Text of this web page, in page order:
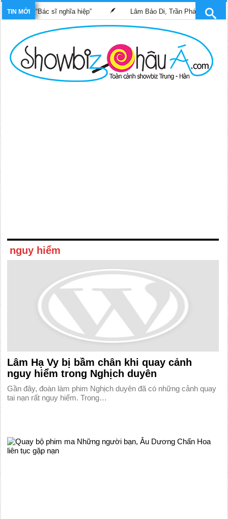
TIN MỚI“Bác sĩ nghĩa hiệp” Lâm Bảo Di, Trần Pháp Dung tái
nguy hiểm
Lâm Hạ Vy bị bầm chân khi quay cảnh
nguy hiểm trong Nghịch duyên
Gần đây, đoàn làm phim Nghịch duyên đã có những cảnh quay
tai nạn rất nguy hiểm. Trong…